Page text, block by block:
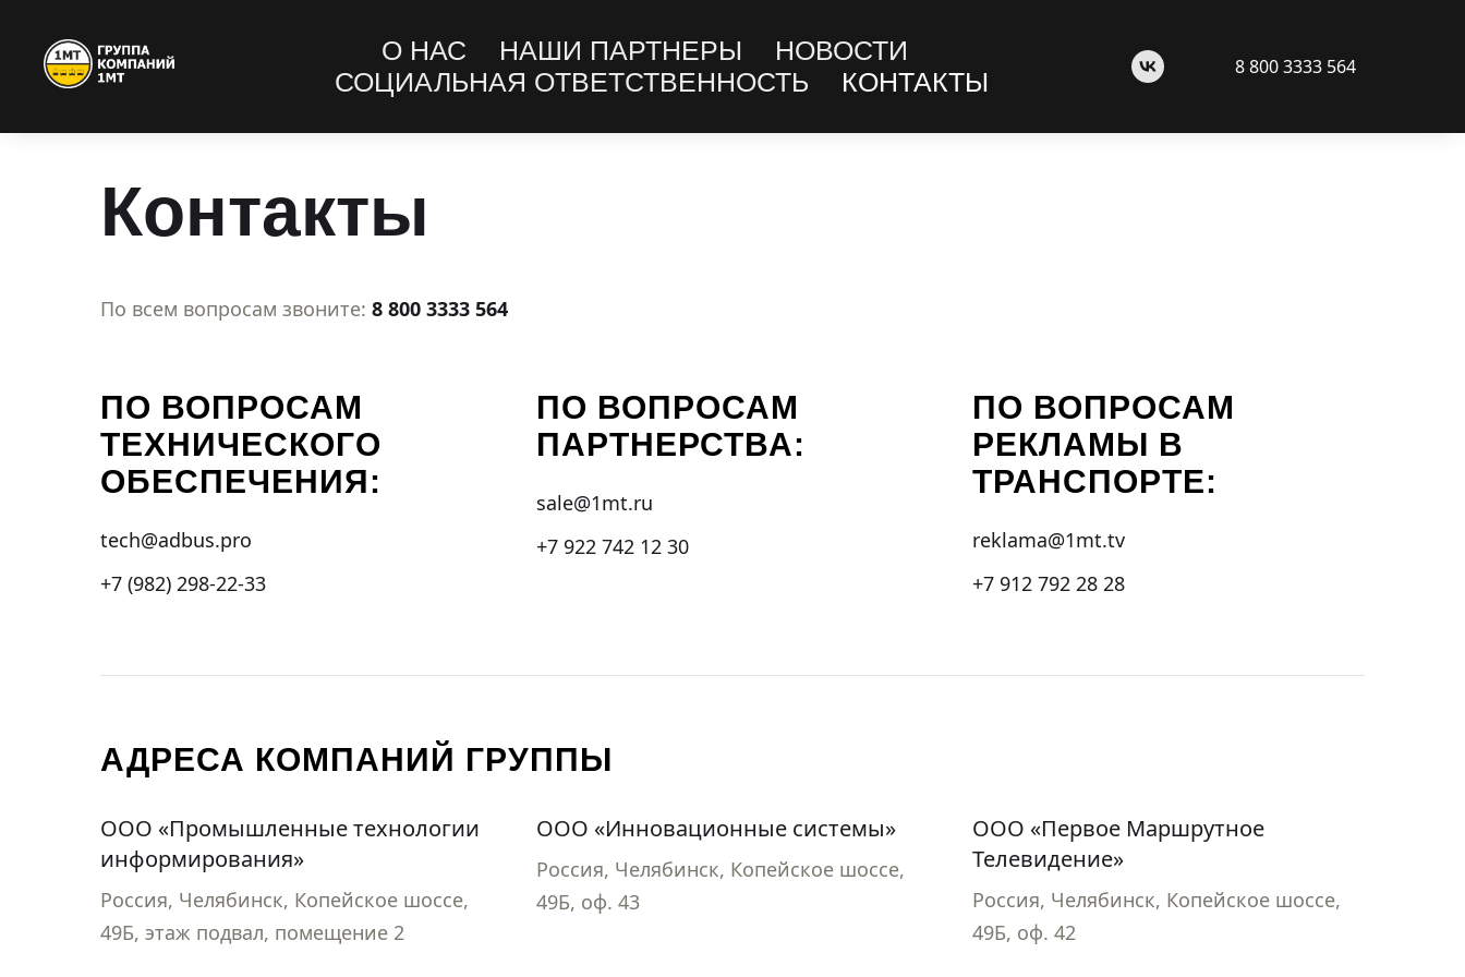
О НАС НАШИ ПАРТНЕРЫ
НОВОСТИ
СОЦИАЛЬНАЯ ОТВЕТСТВЕННОСТЬ
КОНТАКТЫ
8 800 3333 564
Контакты
По всем вопросам звоните: 8 800 3333 564
ПО ВОПРОСАМ
ТЕХНИЧЕСКОГО
ОБЕСПЕЧЕНИЯ:
tech@adbus.pro
+7 (982) 298-22-33
ПО ВОПРОСАМ
ПАРТНЕРСТВА:
sale@1mt.ru
+7 922 742 12 30
ПО ВОПРОСАМ
РЕКЛАМЫ В
ТРАНСПОРТЕ:
reklama@1mt.tv
+7 912 792 28 28
АДРЕСА КОМПАНИЙ ГРУППЫ
ООО «Промышленные технологии
информирования»
Россия, Челябинск, Копейское шоссе,
49Б, этаж подвал, помещение 2
ООО «Инновационные системы»
Россия, Челябинск, Копейское шоссе,
49Б, оф. 43
ООО «Первое Маршрутное
Телевидение»
Россия, Челябинск, Копейское шоссе,
49Б, оф. 42